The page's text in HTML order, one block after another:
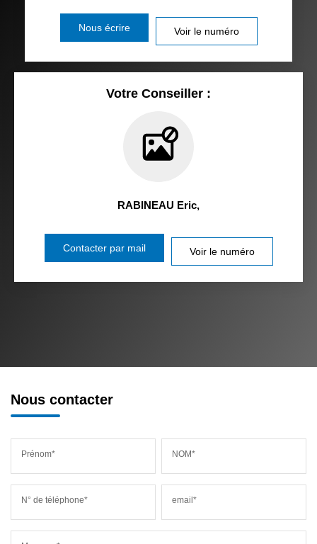
Nous écrire Voir le numéro
Votre Conseiller :
RABINEAU Eric,
Contacter par mail Voir le numéro
Nous contacter
Prénom* NOM*
N° de téléphone* email*